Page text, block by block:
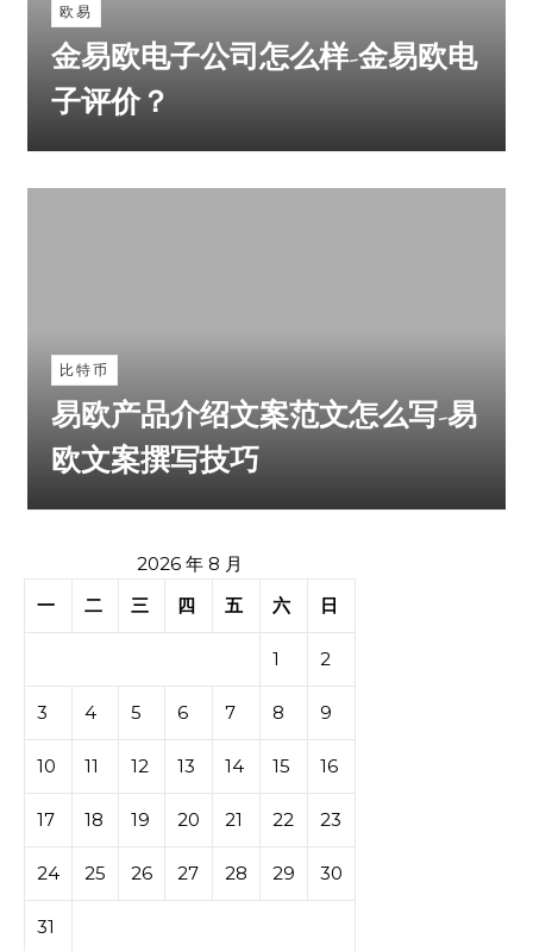
欧易
金易欧电子公司怎么样-金易欧电
子评价？
比特币
易欧产品介绍文案范文怎么写-易
欧文案撰写技巧
2026 年 8 月
一
二 三 四 五 六 日
1 2
3 4 5 6 7 8 9
10 11 12 13 14 15 16
17 18 19 20 21 22 23
24 25 26 27 28 29 30
31